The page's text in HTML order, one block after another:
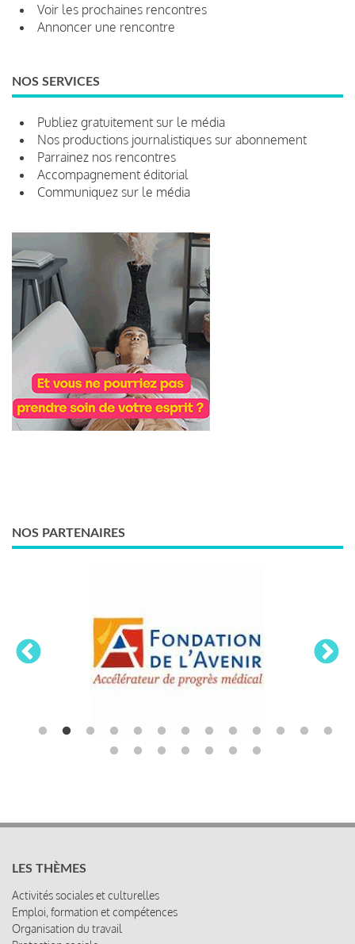
Voir les prochaines rencontres
Annoncer une rencontre
NOS SERVICES
Publiez gratuitement sur le média
Nos productions journalistiques sur abonnement
Parrainez nos rencontres
Accompagnement éditorial
Communiquez sur le média
NOS PARTENAIRES
LES THÈMES
Activités sociales et culturelles
Emploi, formation et compétences
Organisation du travail